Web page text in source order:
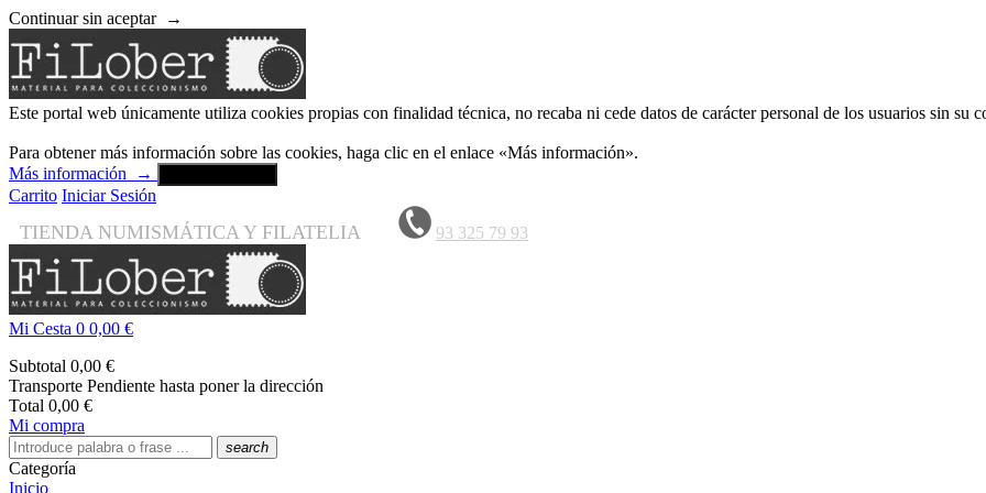
Continuar sin aceptar →
Este portal web únicamente utiliza cookies propias con finalidad técnica, no recaba ni cede datos de carácter personal de los usuarios sin su
Para obtener más información sobre las cookies, haga clic en el enlace «Más información».
Más información
→
Carrito Iniciar Sesión
TIENDA NUMISMÁTICA Y FILATELIA 93 325 79 93
Mi Cesta 0 0,00 €
Subtotal 0,00 €
Transporte Pendiente hasta poner la dirección
Total 0,00 €
Mi compra
search
Categoría
Inicio